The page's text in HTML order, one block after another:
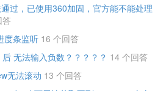
过，已使用360加固，官方能不能处理
答
度条监听 16 个回答
无法输入负数？？？？？ 14 个回答
无法滚动 13 个回答